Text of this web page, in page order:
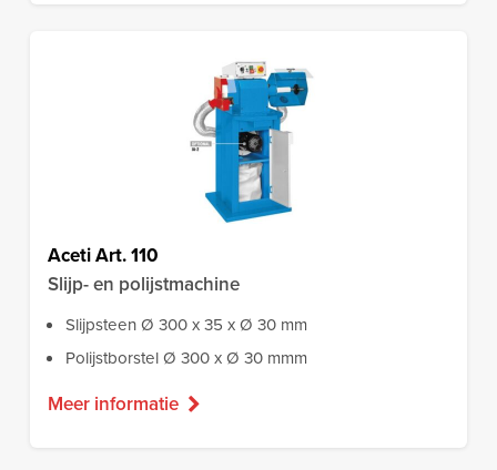
Aceti Art. 110
Slijp- en polijstmachine
Slijpsteen Ø 300 x 35 x Ø 30 mm
Polijstborstel Ø 300 x Ø 30 mmm
Meer informatie